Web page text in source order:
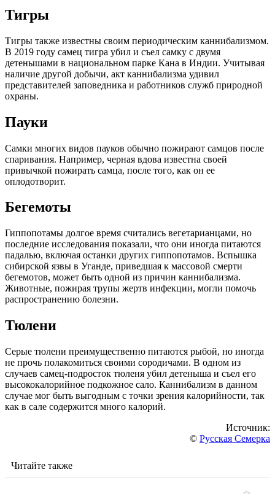
Тигры
Тигры также известны своим периодическим каннибализмом.
В 2019 году самец тигра убил и съел самку с двумя
детенышами в национальном парке Кана в Индии. Учитывая
наличие другой добычи, акт каннибализма удивил
представителей заповедника и работников служб природной
охраны.
Пауки
Самки многих видов пауков обычно пожирают самцов после
спаривания. Например, черная вдова известна своей
привычкой пожирать самца, после того, как он ее
оплодотворит.
Бегемоты
Гиппопотамы долгое время считались вегетарианцами, но
последние исследования показали, что они иногда питаются
падалью, включая останки других гиппопотамов. Вспышка
сибирской язвы в Уганде, приведшая к массовой смерти
бегемотов, может быть одной из причин каннибализма.
Животные, пожирая трупы жертв инфекции, могли помочь
распространению болезни.
Тюлени
Серые тюлени преимущественно питаются рыбой, но иногда
не прочь полакомиться своими сородичами. В одном из
случаев самец-подросток тюленя убил детеныша и съел его
высококалорийное подкожное сало. Каннибализм в данном
случае мог быть выгодным с точки зрения калорийности, так
как в сале содержится много калорий.
Источник:
© Русская Семерка
Читайте также